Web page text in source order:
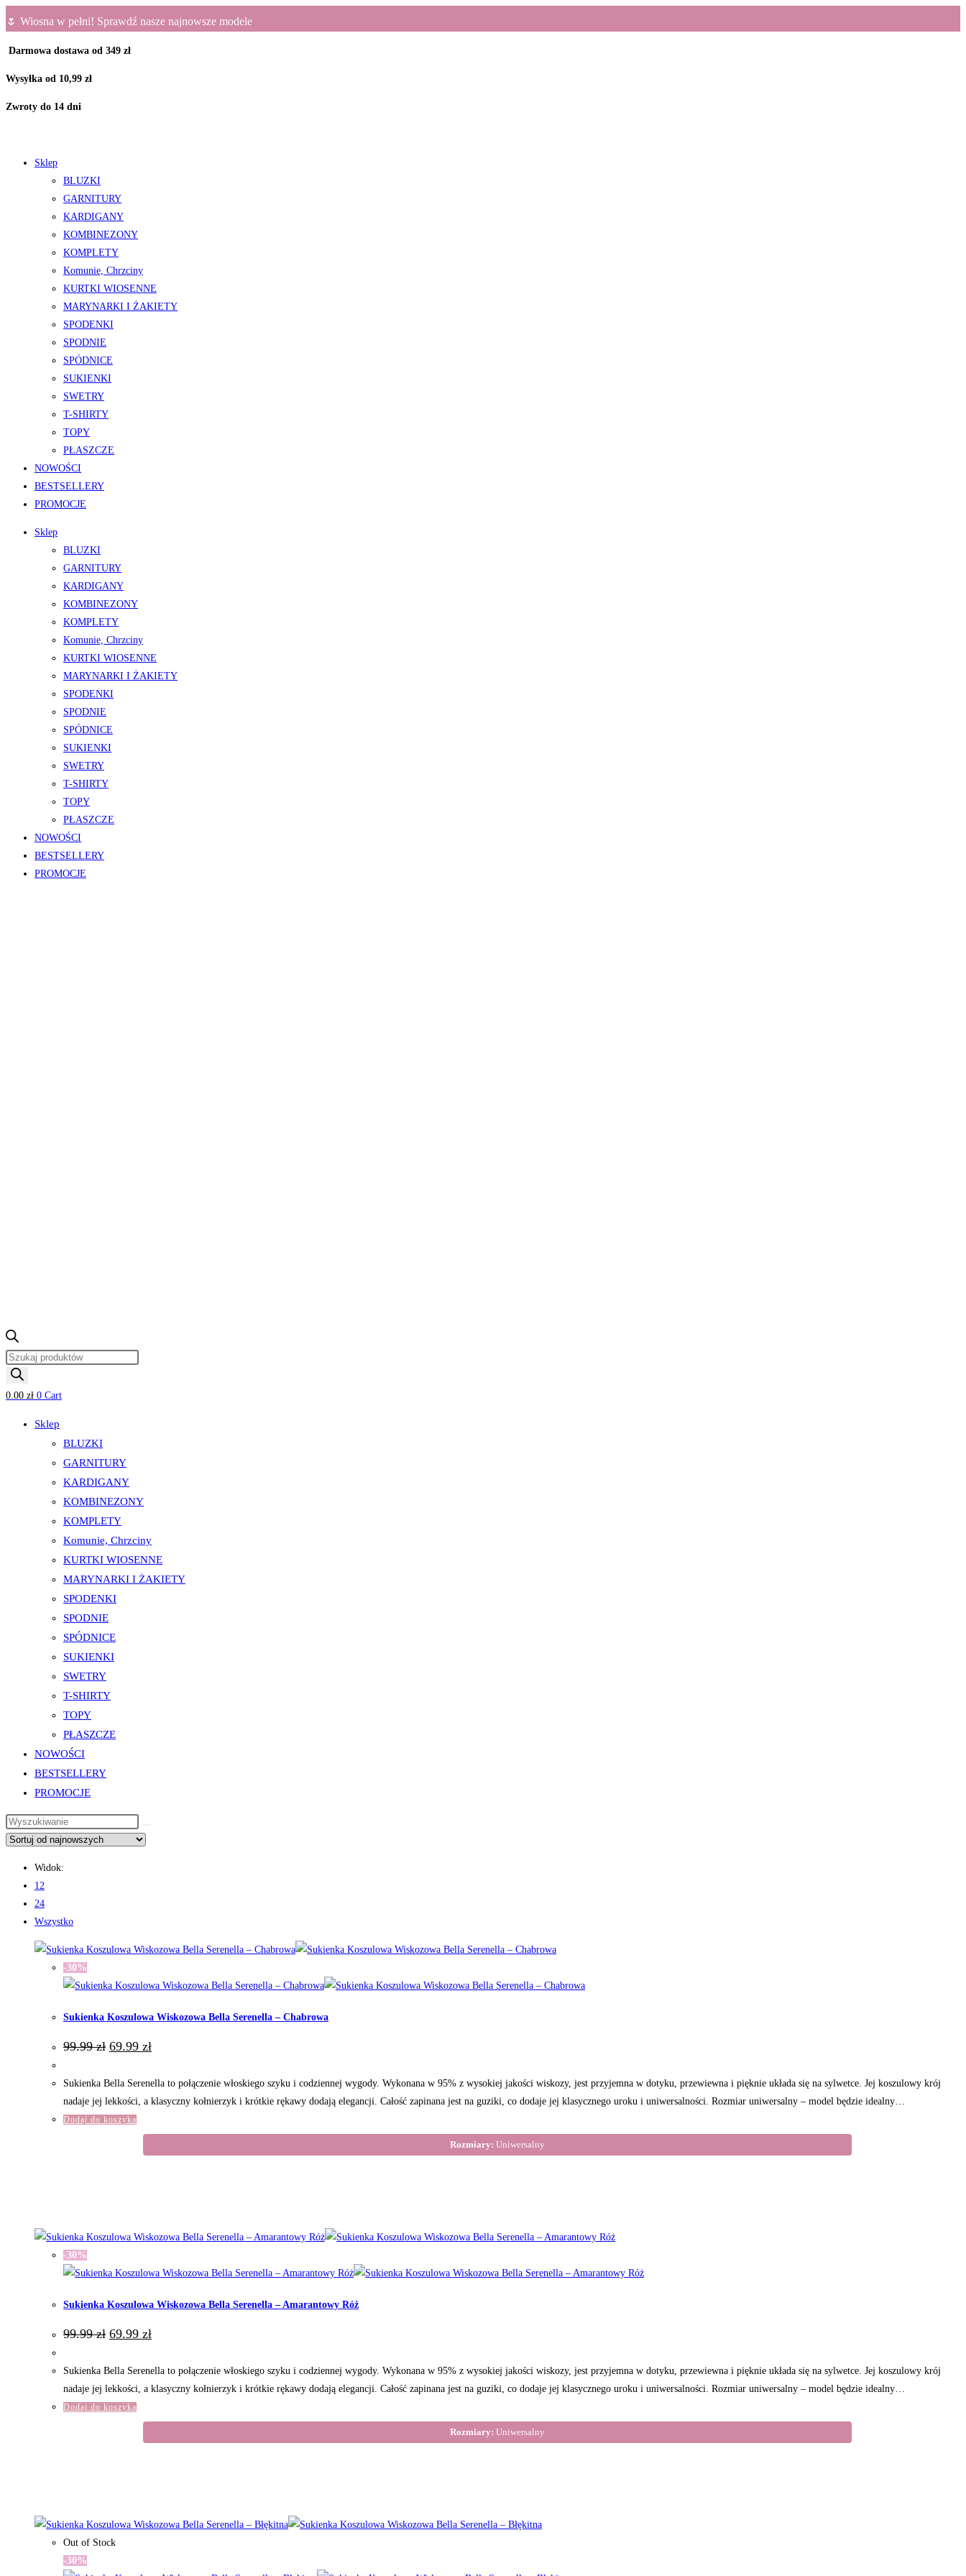
treści
🌷 Wiosna w pełni! Sprawdź nasze najnowsze modele
Darmowa dostawa od 349 zł
Wysyłka od 10,99 zł
Zwroty do 14 dni
Sklep
BLUZKI
GARNITURY
KARDIGANY
KOMBINEZONY
KOMPLETY
Komunie, Chrzciny
KURTKI WIOSENNE
MARYNARKI I ŻAKIETY
SPODENKI
SPODNIE
SPÓDNICE
SUKIENKI
SWETRY
T-SHIRTY
TOPY
PŁASZCZE
NOWOŚCI
BESTSELLERY
PROMOCJE
Sklep
BLUZKI
GARNITURY
KARDIGANY
KOMBINEZONY
KOMPLETY
Komunie, Chrzciny
KURTKI WIOSENNE
MARYNARKI I ŻAKIETY
SPODENKI
SPODNIE
SPÓDNICE
SUKIENKI
SWETRY
T-SHIRTY
TOPY
PŁASZCZE
NOWOŚCI
BESTSELLERY
PROMOCJE
Wyszukiwarka
produktów
0.00 zł 0 Cart
Sklep
BLUZKI
GARNITURY
KARDIGANY
KOMBINEZONY
KOMPLETY
Komunie, Chrzciny
KURTKI WIOSENNE
MARYNARKI I ŻAKIETY
SPODENKI
SPODNIE
SPÓDNICE
SUKIENKI
SWETRY
T-SHIRTY
TOPY
PŁASZCZE
NOWOŚCI
BESTSELLERY
PROMOCJE
Widok:
12
24
Wszystko
-30%
Sukienka Koszulowa Wiskozowa Bella Serenella – Chabrowa
99.99zł Pierwotna
99.99 zł.
69.99 złAktualna
69.99 zł.
Sukienka Bella Serenella to połączenie włoskiego szyku i codziennej wygody. Wykonana w 95% z wysokiej jakości wiskozy, jest przyjemna w dotyku, przewiewna i pięknie układa się na sylwetce. Jej koszulowy krój
nadaje jej lekkości, a klasyczny kołnierzyk i krótkie rękawy dodają elegancji. Całość zapinana jest na guziki, co dodaje jej klasycznego uroku i uniwersalności. Rozmiar uniwersalny – model będzie idealny…
Dodaj do koszyka
Rozmiary: Uniwersalny
-30%
Sukienka Koszulowa Wiskozowa Bella Serenella – Amarantowy Róż
99.99zł Pierwotna
99.99 zł.
69.99 złAktualna
69.99 zł.
Sukienka Bella Serenella to połączenie włoskiego szyku i codziennej wygody. Wykonana w 95% z wysokiej jakości wiskozy, jest przyjemna w dotyku, przewiewna i pięknie układa się na sylwetce. Jej koszulowy krój
nadaje jej lekkości, a klasyczny kołnierzyk i krótkie rękawy dodają elegancji. Całość zapinana jest na guziki, co dodaje jej klasycznego uroku i uniwersalności. Rozmiar uniwersalny – model będzie idealny…
Dodaj do koszyka
Rozmiary: Uniwersalny
Out of Stock
-30%